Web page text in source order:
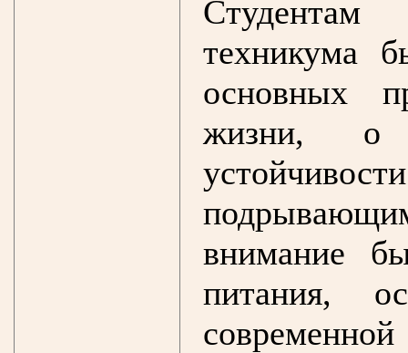
Студентам
техникума
основных
жизни, о
внимание
питания,